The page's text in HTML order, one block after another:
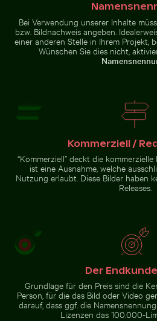
Dramatischer Blitzschlag
über ländlicher Landschaft
Ruhiger
von
Zur Stock-Kollektion
Bei Verwendung unserer Inhalte
bzw. Bildnachweis angeben.
einer anderen Stelle in Ihrem Projekt,
Wünschen Sie dies nicht,
Kommerziell /
“Kommerziell” deckt die
ist eine Ausnahme, welche
Nutzung erlaubt. Diese Bilder haben
Releases.
Der
Grundlage für den Preis sind die
Person, für die das Bild oder Video
darauf, dass ggf. die
Lizenzen das 100.000-